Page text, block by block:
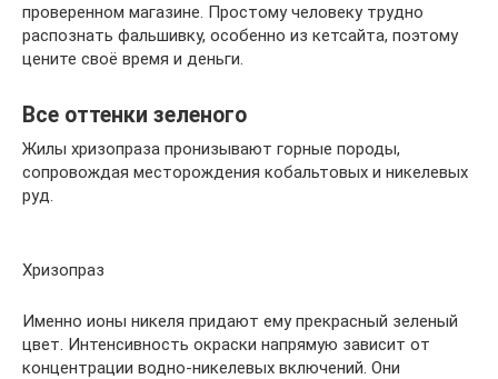
проверенном магазине. Простому человеку трудно
распознать фальшивку, особенно из кетсайта, поэтому
цените своё время и деньги.
Все оттенки зеленого
Жилы хризопраза пронизывают горные породы,
сопровождая месторождения кобальтовых и никелевых
руд.
Хризопраз
Именно ионы никеля придают ему прекрасный зеленый
цвет. Интенсивность окраски напрямую зависит от
концентрации водно-никелевых включений. Они